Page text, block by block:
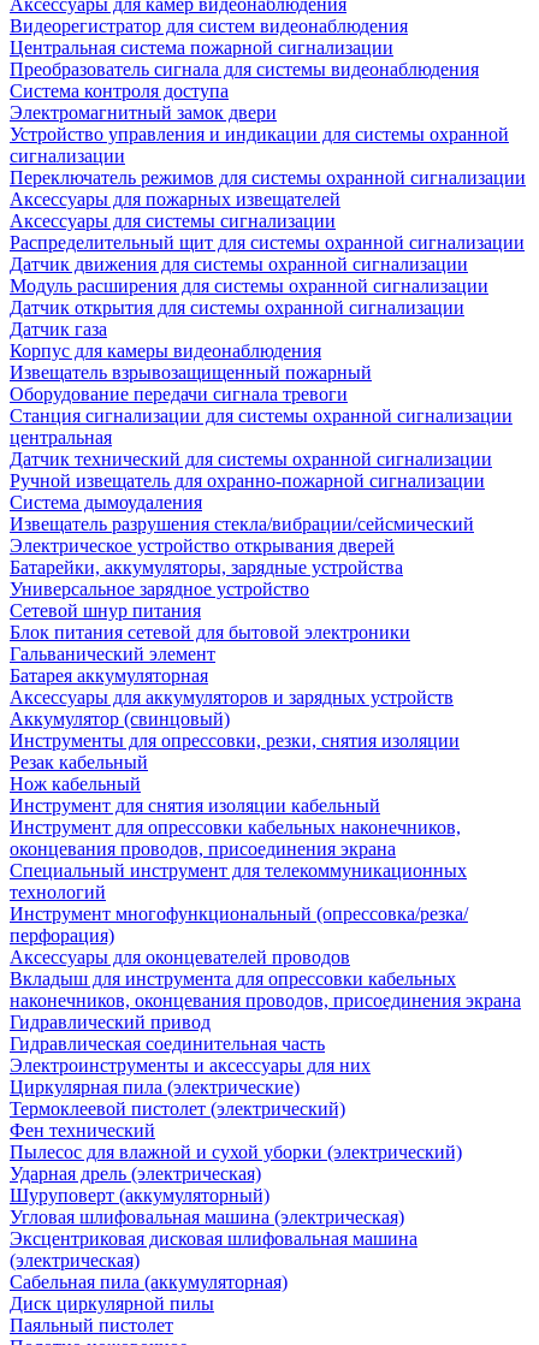
Аксессуары для камер видеонаблюдения
Видеорегистратор для систем видеонаблюдения
Центральная система пожарной сигнализации
Преобразователь сигнала для системы видеонаблюдения
Система контроля доступа
Электромагнитный замок двери
Устройство управления и индикации для системы охранной
сигнализации
Переключатель режимов для системы охранной сигнализации
Аксессуары для пожарных извещателей
Аксессуары для системы сигнализации
Распределительный щит для системы охранной сигнализации
Датчик движения для системы охранной сигнализации
Модуль расширения для системы охранной сигнализации
Датчик открытия для системы охранной сигнализации
Датчик газа
Корпус для камеры видеонаблюдения
Извещатель взрывозащищенный пожарный
Оборудование передачи сигнала тревоги
Станция сигнализации для системы охранной сигнализации
центральная
Датчик технический для системы охранной сигнализации
Ручной извещатель для охранно-пожарной сигнализации
Система дымоудаления
Извещатель разрушения стекла/вибрации/сейсмический
Электрическое устройство открывания дверей
Батарейки, аккумуляторы, зарядные устройства
Универсальное зарядное устройство
Сетевой шнур питания
Блок питания сетевой для бытовой электроники
Гальванический элемент
Батарея аккумуляторная
Аксессуары для аккумуляторов и зарядных устройств
Аккумулятор (свинцовый)
Инструменты для опрессовки, резки, снятия изоляции
Резак кабельный
Нож кабельный
Инструмент для снятия изоляции кабельный
Инструмент для опрессовки кабельных наконечников,
оконцевания проводов, присоединения экрана
Специальный инструмент для телекоммуникационных
технологий
Инструмент многофункциональный (опрессовка/резка/
перфорация)
Аксессуары для оконцевателей проводов
Вкладыш для инструмента для опрессовки кабельных
наконечников, оконцевания проводов, присоединения экрана
Гидравлический привод
Гидравлическая соединительная часть
Электроинструменты и аксессуары для них
Циркулярная пила (электрические)
Термоклеевой пистолет (электрический)
Фен технический
Пылесос для влажной и сухой уборки (электрический)
Ударная дрель (электрическая)
Шуруповерт (аккумуляторный)
Угловая шлифовальная машина (электрическая)
Эксцентриковая дисковая шлифовальная машина
(электрическая)
Сабельная пила (аккумуляторная)
Диск циркулярной пилы
Паяльный пистолет